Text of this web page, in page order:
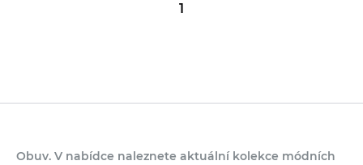
1
Obuv. V nabídce naleznete aktuální kolekce módních